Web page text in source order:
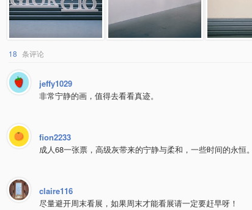
18 条评论
jeffy1029
非常宁静的画，值得去看看真迹。
fion2233
成人68一张票，高级灰带来的宁静与柔和，一些时间的永恒。
claire116
尽量避开周末看展，如果周末才能看展请一定要赶早呀！